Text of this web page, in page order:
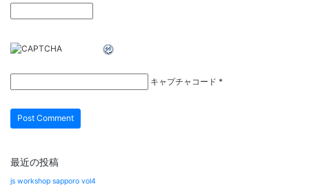
キャプチャコード *
最近の投稿
js workshop sapporo vol4